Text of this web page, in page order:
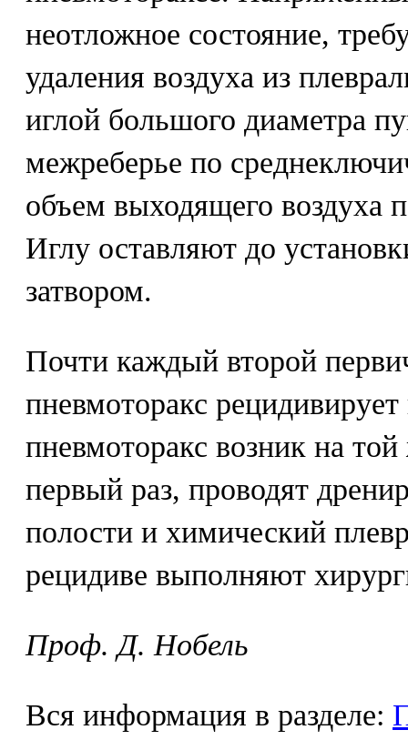
неотложное состояние,
удаления воздуха из
иглой большого диаметра
межреберье по
объем выходящего воздуха
Иглу оставляют до
затвором.
Почти каждый второй
пневмоторакс
пневмоторакс возник на
первый раз, проводят
полости и химический
рецидиве выполняют
Проф. Д. Нобель
Вся информация в разделе: